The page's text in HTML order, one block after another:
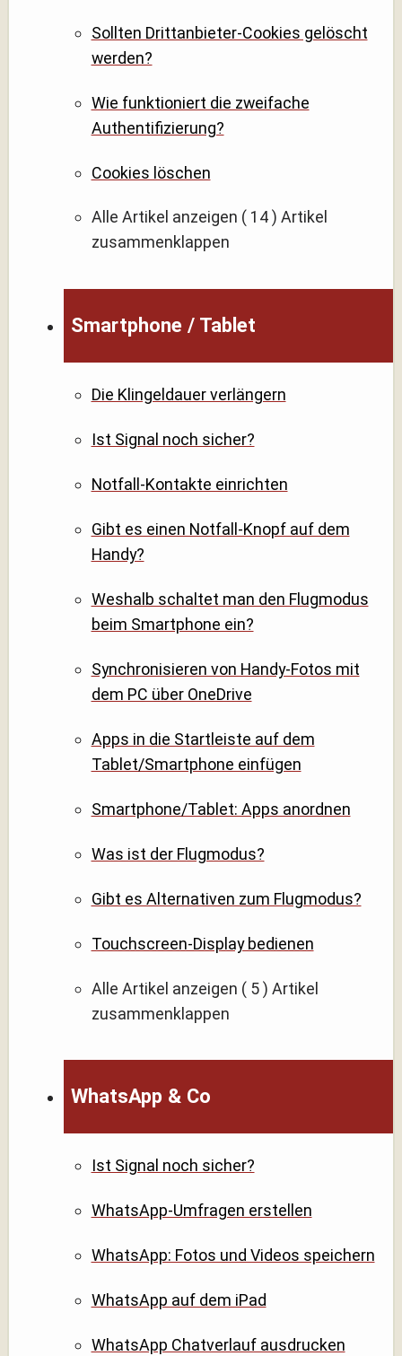
Sollten Drittanbieter-Cookies gelöscht
werden?
Wie funktioniert die zweifache
Authentifizierung?
Cookies löschen
Alle Artikel anzeigen ( 14 ) Artikel
zusammenklappen
Smartphone / Tablet
Die Klingeldauer verlängern
Ist Signal noch sicher?
Notfall-Kontakte einrichten
Gibt es einen Notfall-Knopf auf dem
Handy?
Weshalb schaltet man den Flugmodus
beim Smartphone ein?
Synchronisieren von Handy-Fotos mit
dem PC über OneDrive
Apps in die Startleiste auf dem
Tablet/Smartphone einfügen
Smartphone/Tablet: Apps anordnen
Was ist der Flugmodus?
Gibt es Alternativen zum Flugmodus?
Touchscreen-Display bedienen
Alle Artikel anzeigen ( 5 ) Artikel
zusammenklappen
WhatsApp & Co
Ist Signal noch sicher?
WhatsApp-Umfragen erstellen
WhatsApp: Fotos und Videos speichern
WhatsApp auf dem iPad
WhatsApp Chatverlauf ausdrucken